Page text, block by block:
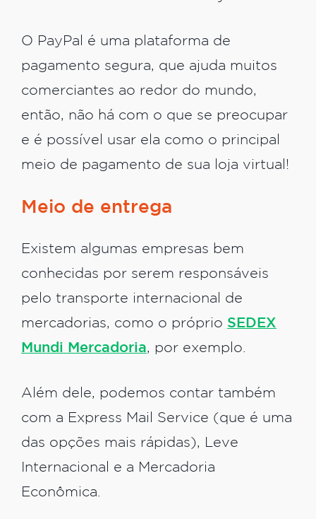
O PayPal é uma plataforma de
pagamento segura, que ajuda muitos
comerciantes ao redor do mundo,
então, não há com o que se preocupar
e é possível usar ela como o principal
meio de pagamento de sua loja virtual!
Meio de entrega
Existem algumas empresas bem
conhecidas por serem responsáveis
pelo transporte internacional de
mercadorias, como o próprio SEDEX
Mundi Mercadoria, por exemplo.
Além dele, podemos contar também
com a Express Mail Service (que é uma
das opções mais rápidas), Leve
Internacional e a Mercadoria
Econômica.